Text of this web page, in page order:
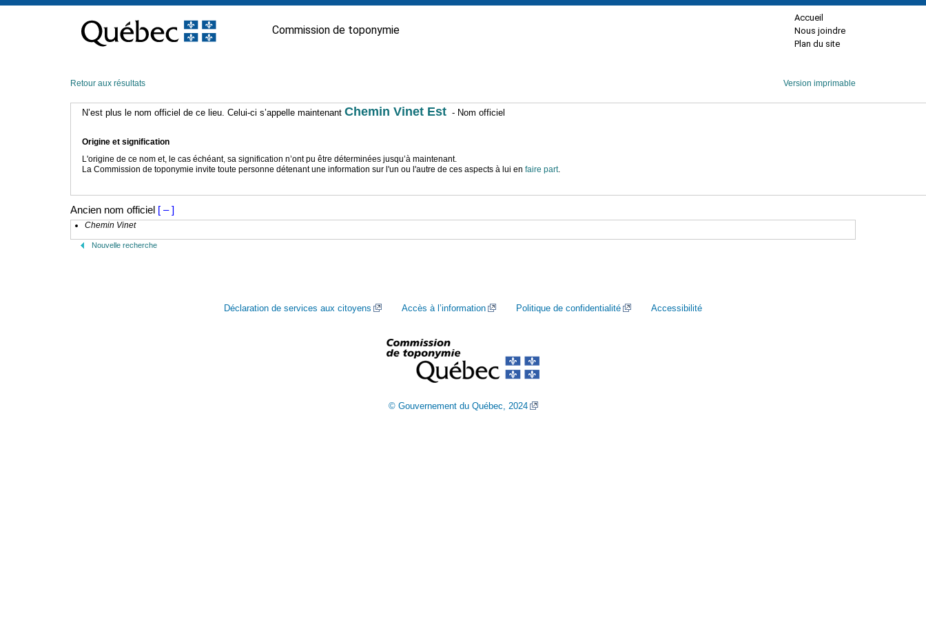
contenu
Commission de toponymie
Accueil
Nous joindre
Plan du site
Retour aux résultats Version imprimable
N’est plus le nom officiel de ce lieu. Celui-ci s’appelle maintenant Chemin Vinet Est - Nom officiel
Origine et signification
L'origine de ce nom et, le cas échéant, sa signification n’ont pu être déterminées jusqu’à maintenant.
La Commission de toponymie invite toute personne détenant une information sur l'un ou l'autre de ces aspects à lui en faire part.
Ancien nom officiel [ – ]
Chemin Vinet
Nouvelle recherche
Déclaration de services aux citoyens Accès à l’information Politique de confidentialité Accessibilité
© Gouvernement du Québec, 2024